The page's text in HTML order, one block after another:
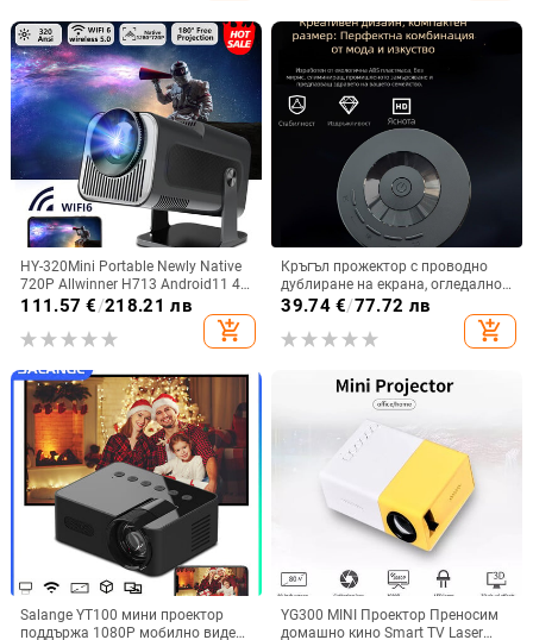
HY-320Mini Portable Newly Native
720P Allwinner H713 Android11 4K
проектор 320ANSI Wifi6 BT5.0
Въртящ се проектор за кино на
открито
111.57 €/218.21 лв
add_shopping_cart
Кръгъл прожектор с проводно
дублиране на екрана, огледално
дублиране между Android и
39.74€/77.72 лв
add_shopping_cart
Salange YT100 мини проектор
поддържа 1080P мобилно видео
YG300 MINI Проектор Преносим
домашно кино Smart TV Laser